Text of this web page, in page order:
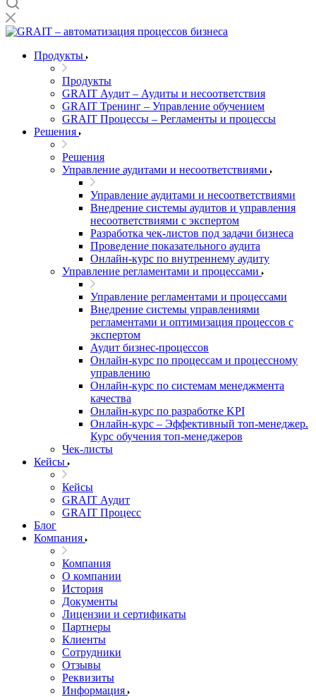
Продукты
Продукты
GRAIT Аудит – Аудиты и несоответствия
GRAIT Тренинг – Управление обучением
GRAIT Процессы – Регламенты и процессы
Решения
Решения
Управление аудитами и несоответствиями
Управление аудитами и несоответствиями
Внедрение системы аудитов и управления
несоответствиями с экспертом
Разработка чек-листов под задачи бизнеса
Проведение показательного аудита
Онлайн-курс по внутреннему аудиту
Управление регламентами и процессами
Управление регламентами и процессами
Внедрение системы управлениями
регламентами и оптимизация процессов с
экспертом
Аудит бизнес-процессов
Онлайн-курс по процессам и процессному
управлению
Онлайн-курс по системам менеджмента
качества
Онлайн-курс по разработке KPI
Онлайн-курс – Эффективный топ-менеджер.
Курс обучения топ-менеджеров
Чек-листы
Кейсы
Кейсы
GRAIT Аудит
GRAIT Процесс
Блог
Компания
Компания
О компании
История
Документы
Лицензии и сертификаты
Партнеры
Клиенты
Сотрудники
Отзывы
Реквизиты
Информация